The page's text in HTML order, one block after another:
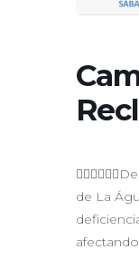
de La